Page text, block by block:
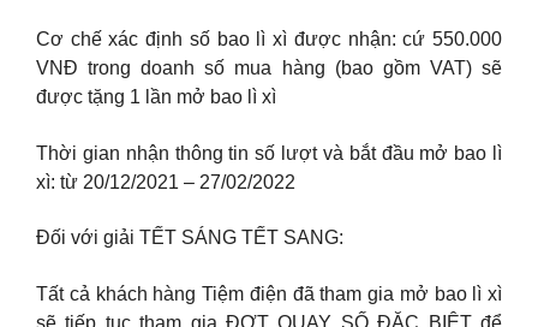
Cơ chế xác định số bao lì xì được nhận: cứ 550.000
VNĐ trong doanh số mua hàng (bao gồm VAT) sẽ
được tặng 1 lần mở bao lì xì
Thời gian nhận thông tin số lượt và bắt đầu mở bao lì
xì: từ 20/12/2021 – 27/02/2022
Đối với giải TẾT SÁNG TẾT SANG:
Tất cả khách hàng Tiệm điện đã tham gia mở bao lì xì
sẽ tiếp tục tham gia ĐỢT QUAY SỐ ĐẶC BIỆT để